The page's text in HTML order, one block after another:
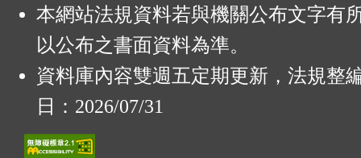
本網站法規資料若與機關公布文字有
以公布之書面資料為準。
資料庫內容雙週五定期更新，法規整
日：2026/07/31